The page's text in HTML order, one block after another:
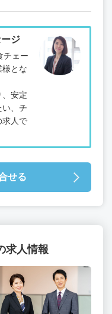
ジ
チェー
様とな
安定
い、チ
求人で
せる
求人情報